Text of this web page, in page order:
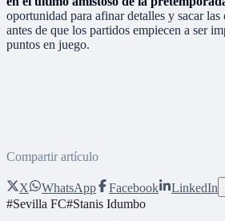
oportunidad para afinar detalles y sacar
antes de que los partidos empiecen a ser
puntos en juego.
Compartir artículo
X WhatsApp Facebook LinkedIn
#Sevilla FC#Stanis Idumbo